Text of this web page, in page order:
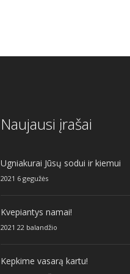
Naujausi įrašai
Ugniakurai Jūsų sodui ir kiemui
2021 6 gegužės
Kvepiantys namai!
2021 22 balandžio
Kepkime vasarą kartu!